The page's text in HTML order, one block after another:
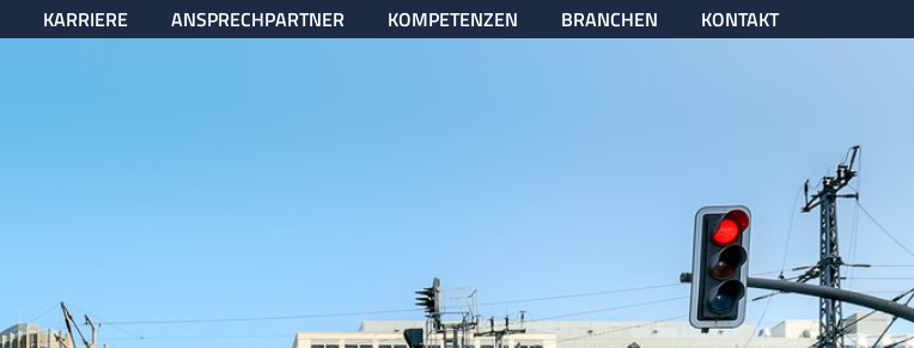
KARRIERE ANSPRECHPARTNER KOMPETENZEN BRANCHEN KONTAKT